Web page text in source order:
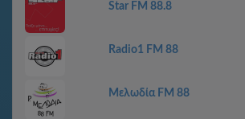
Star FM 88.8
Radio1 FM 88
Μελωδία FM 88